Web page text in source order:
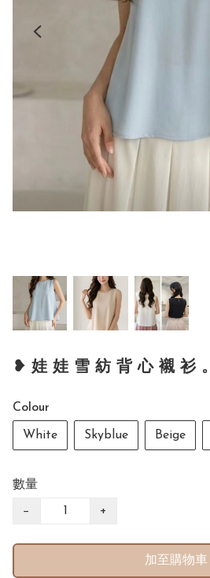
❥ 娃 娃 雪 紡 背 心 襯 衫 。
Colour
White Skyblue Beige
數量
− +
加至購物車